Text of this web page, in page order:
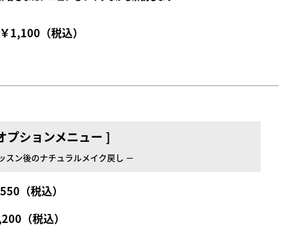
1,100（税込）
プションメニュー ]
スン後のナチュラルメイク戻し －
（税込）
（税込）